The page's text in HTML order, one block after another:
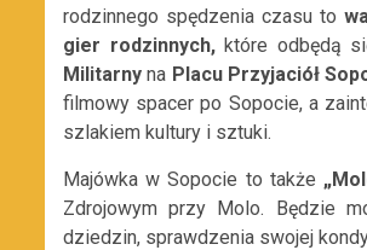
rodzinnego spędzenia czasu to
gier rodzinnych,które odbędą
Militarny na Placu Przyjaciół
filmowy spacer po Sopocie, a
szlakiem kultury i sztuki.
Majówka w Sopocie to także
Zdrojowym przy Molo. Będzie
dziedzin, sprawdzenia swojej